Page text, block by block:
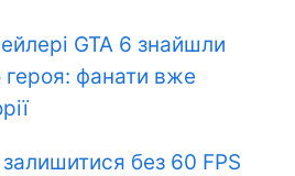
GTA 6 знайшли
героя: фанати вже
без 60 FPS